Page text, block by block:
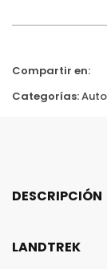
Compartir en:
Categorías:
DESCRIPCIÓN
LANDTREK